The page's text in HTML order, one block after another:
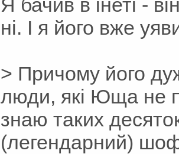
Я бачив в інеті -
ні. І я його вже
> Причому його
люди, які Юща не
знаю таких
(легендарний)